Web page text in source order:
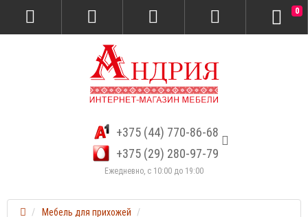
+375 (44) 770-86-68
+375 (29) 280-97-79
Ежедневно, с 10:00 до 19:00
0
Мебель для прихожей